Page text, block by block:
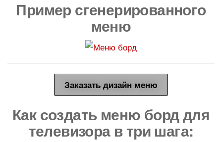
Пример сгенерированного
меню
Заказать дизайн меню
Как создать меню борд для
телевизора в три шага: